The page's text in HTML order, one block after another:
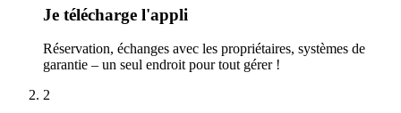
Je télécharge l'appli
Réservation, échanges avec les propriétaires, systèmes de
garantie – un seul endroit pour tout gérer !
2